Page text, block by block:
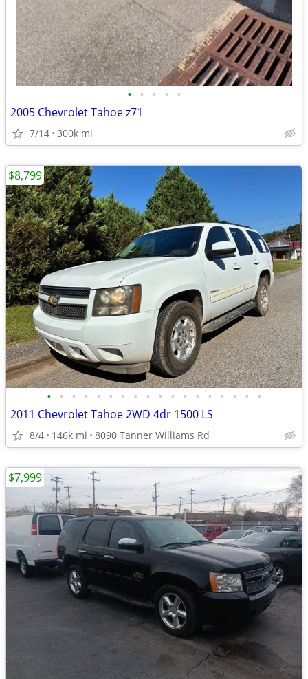
• • • • •
2005 Chevrolet Tahoe z71
7/14 300k mi
• • • • • • • • • • • • • • • • • •
2011 Chevrolet Tahoe 2WD 4dr 1500 LS
8/4 146k mi 8090 Tanner Williams Rd
$8,799
$7,999